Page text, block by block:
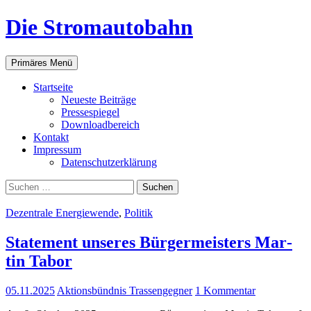
Zum
Inhalt
Die Stromautobahn
Suchen
Primäres Menü
Start­sei­te
Neu­es­te Beiträge
Pres­se­spie­gel
Down­load­be­reich
Kon­takt
Impres­sum
Daten­schutz­er­klä­rung
Suchen
nach:
Dezentrale Energiewende, Politik
State­ment unse­res Bür­ger­meis­ters Mar­
tin Tabor
05.11.2025 Aktionsbündnis Trassengegner 1 Kommentar